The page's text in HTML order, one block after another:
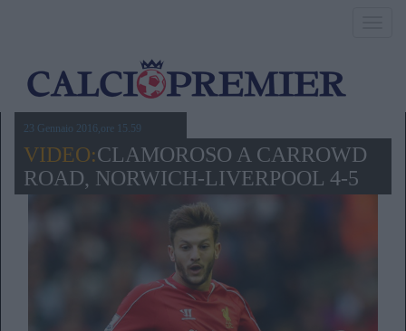
23 Gennaio 2016,ore 15.59
VIDEO:CLAMOROSO A CARROWD
ROAD, NORWICH-LIVERPOOL 4-5